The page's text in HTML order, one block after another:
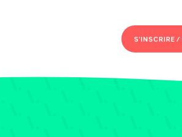
S'INSCRIRE /